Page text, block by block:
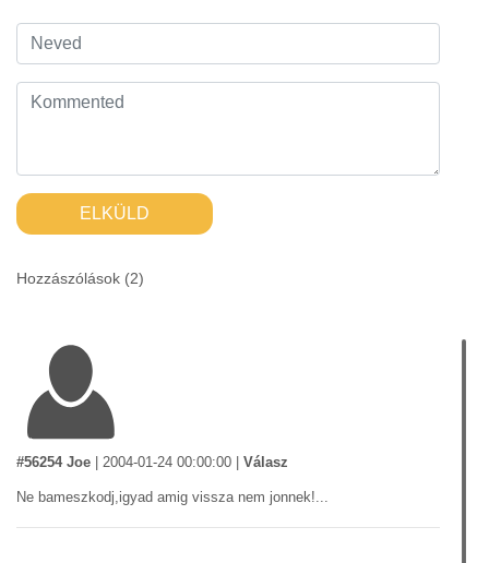
ELKÜLD
Hozzászólások (2)
#56254 Joe 2004-01-24 00:00:00 Válasz
Ne bameszkodj,igyad amig vissza nem jonnek!...